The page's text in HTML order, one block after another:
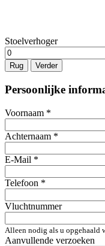
Stoelverhoger
Rug Verder
Persoonlijke
Voornaam *
Achternaam *
E-Mail *
Telefoon *
Vluchtnummer
Alleen nodig als u opgehaald
Aanvullende verzoeken